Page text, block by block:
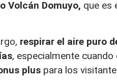
Volcán Domuyo, que es
respirar el aire puro
, especialmente cuando
plus para los